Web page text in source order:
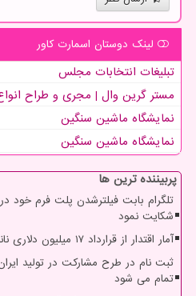
لینک دوستان اسمارت كاور
تبلیغات انتخابات مجلس
مستر گرین وال | مجری و طراح
نمایشگاه ماشین سنگین
نمایشگاه ماشین سنگین
پربیننده ترین ها
تلگرام بابت فیلترشدن پلت فرم خود
شکایت نمود
آمار اقتدار از قرارداد ۱۷ میلیون دلاری نانویی تا جایگاه چهارمی دنیا
تمام می شود